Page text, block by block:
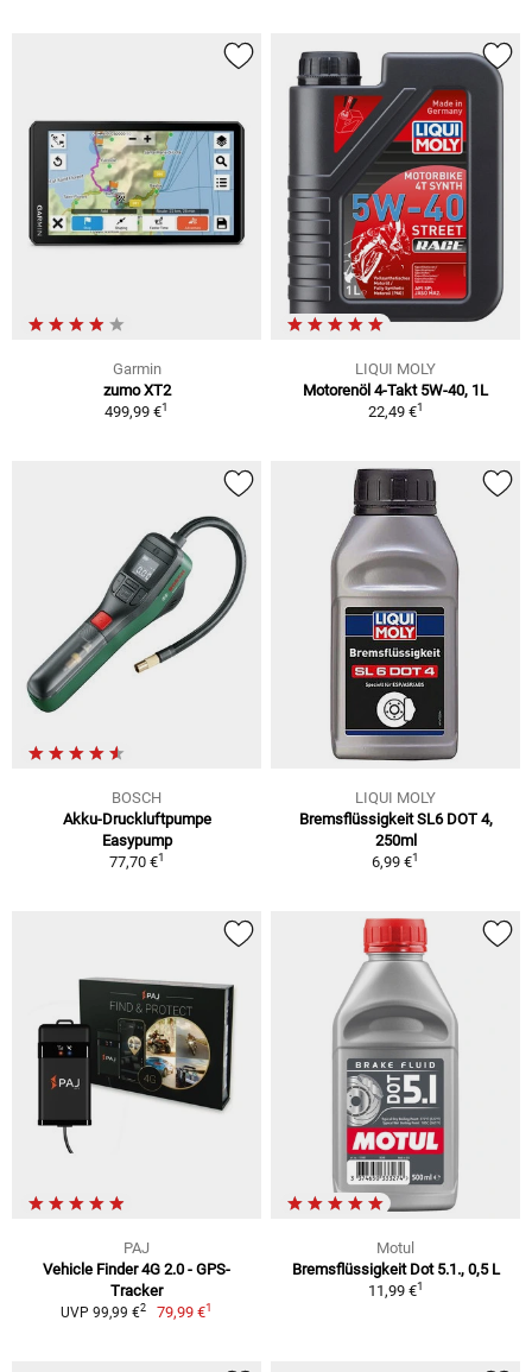
Garmin
zumo XT2
499,99 €1
LIQUI MOLY
Motorenöl 4-Takt 5W-40, 1L
22,49 €1
BOSCH
Akku-Druckluftpumpe
Easypump
77,70 €1
LIQUI MOLY
Bremsflüssigkeit SL6 DOT 4,
250ml
6,99 €1
PAJ
Vehicle Finder 4G 2.0 - GPS-
Tracker
UVP 99,99 €2 79,99 €1
Motul
Bremsflüssigkeit Dot 5.1., 0,5 L
11,99 €1